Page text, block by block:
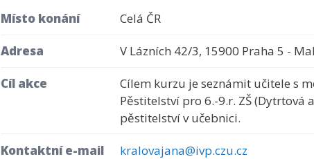
Místo konání Celá ČR
Adresa V Lázních 42/3, 15900 Praha 5 -
Cíl akce
Cílem kurzu je seznámit učitele s
Pěstitelství pro 6.-9.r. ZŠ (Dytrtová
pěstitelství v učebnici.
Kontaktní e-mail kralovajana@ivp.czu.cz